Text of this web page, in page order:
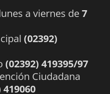
a viernes de7
(02392)
(02392) 419395/97
Ciudadana
419060